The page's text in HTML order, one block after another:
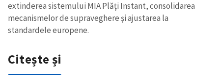
extinderea sistemului MIA Plăți Instant, consolidarea
mecanismelor de supraveghere și ajustarea la
standardele europene.
Citește și